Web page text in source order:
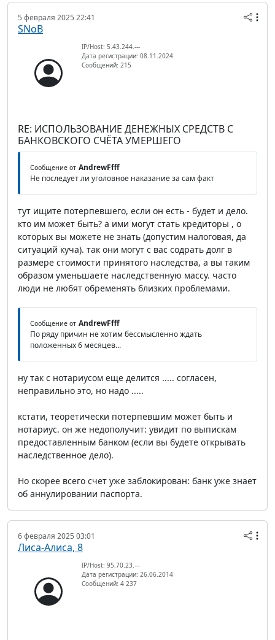
5 февраля 2025 22:41
SNoB
IP/Host: 5.43.244.---
Дата регистрации: 08.11.2024
Сообщений: 215
RE: ИСПОЛЬЗОВАНИЕ ДЕНЕЖНЫХ СРЕДСТВ С
БАНКОВСКОГО СЧЁТА УМЕРШЕГО
Сообщение от AndrewFfff
Не последует ли уголовное наказание за сам факт
тут ищите потерпевшего, если он есть - будет и дело.
кто им может быть? а ими могут стать кредиторы , о
которых вы можете не знать (допустим налоговая, да
ситуаций куча). так они могут с вас содрать долг в
размере стоимости принятого наследства, а вы таким
образом уменьшаете наследственную массу. часто
люди не любят обременять близких проблемами.
Сообщение от AndrewFfff
По ряду причин не хотим бессмысленно ждать
положенных 6 месяцев...
ну так с нотариусом еще делится ..... согласен,
неправильно это, но надо .....
кстати, теоретически потерпевшим может быть и
нотариус. он же недополучит: увидит по выпискам
предоставленным банком (если вы будете открывать
наследственное дело).
Но скорее всего счет уже заблокирован: банк уже знает
об аннулировании паспорта.
6 февраля 2025 03:01
Лиса-Алиса, 8
IP/Host: 95.70.23.---
Дата регистрации: 26.06.2014
Сообщений: 4 237